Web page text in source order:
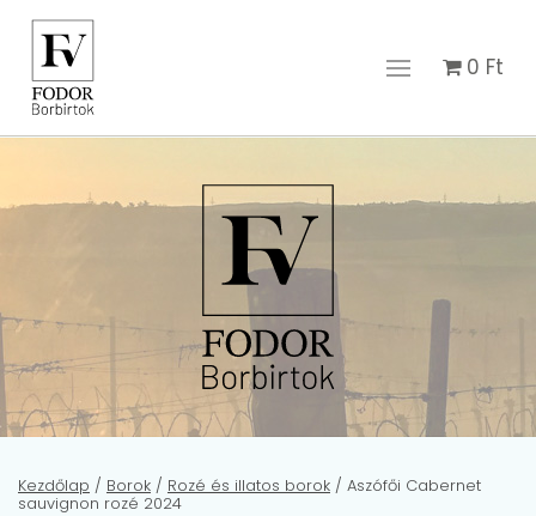
0 Ft
Kezdőlap / Borok / Rozé és illatos borok / Aszófői Cabernet
sauvignon rozé 2024